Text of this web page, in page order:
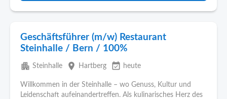
Geschäftsführer (m/w) Restaurant
Steinhalle / Bern / 100%
apartment Steinhalle place Hartberg event_available heute
Willkommen in der Steinhalle – wo Genuss, Kultur und
Leidenschaft aufeinandertreffen. Als kulinarisches Herz des